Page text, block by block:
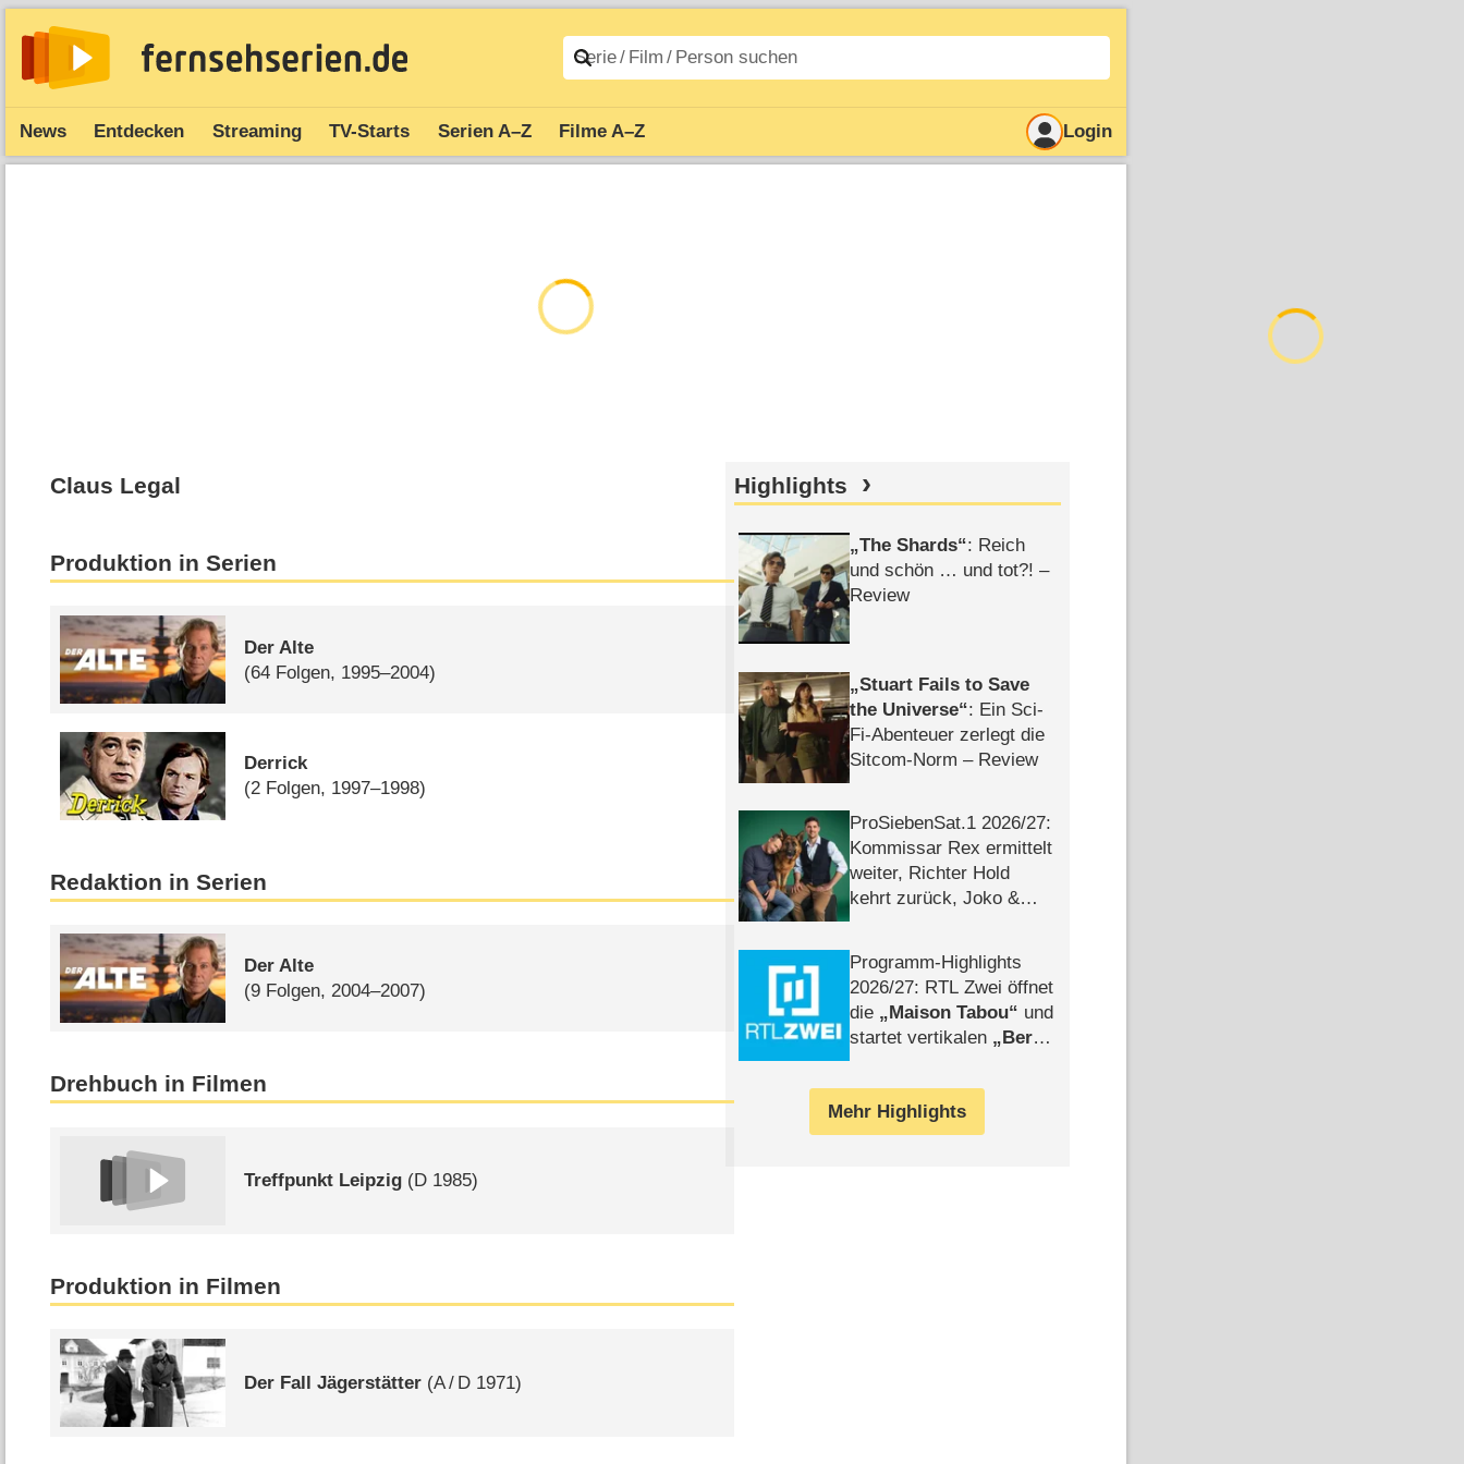
News Entdecken Streaming TV-Starts Serien A–Z Filme A–Z Login
Claus Legal
Produktion in Serien
Der Alte
(64 Folgen, 1995–2004)
Derrick
(2 Folgen, 1997–1998)
Redaktion in Serien
Der Alte
(9 Folgen, 2004–2007)
Drehbuch in Filmen
Treffpunkt Leipzig (D 1985)
Produktion in Filmen
Der Fall Jägerstätter (A/ D 1971)
Highlights
The Shards : Reich
und schön … und tot?! –
Review
Stuart Fails to Save
the Universe : Ein Sci-
Fi-Abenteuer zerlegt die
Sitcom-Norm – Review
ProSiebenSat.1 2026/​27:
Kommissar Rex ermittelt
weiter, Richter Hold
kehrt zurück, Joko &
Programm-Highlights
2026/​27: RTL Zwei öffnet
die
Maison Tabou
und
startet vertikalen
Berlin
Mehr Highlights